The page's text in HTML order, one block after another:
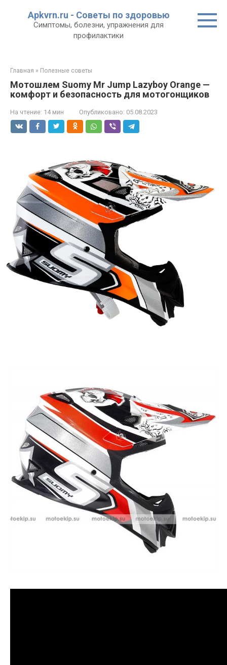
Apkvrn.ru - Советы по здоровью
Симптомы, болезни, упражнения для
профилактики
Главная » Полезные советы
Мотошлем Suomy Mr Jump Lazyboy Orange —
комфорт и безопасность для мотогонщиков
На чтение: 14 мин Опубликовано: 05.08.2023